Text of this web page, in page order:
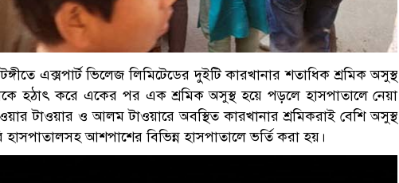
এক্সপার্ট ভিলেজ লিমিটেডের দুইটি কারখানার শতাধিক শ্রমিক অসুস্থ
হঠাৎ করে একের পর এক শ্রমিক অসুস্থ হয়ে পড়লে হাসপাতালে নেয়া
টাওয়ার ও আলম টাওয়ারে অবস্থিত কারখানার শ্রমিকরাই বেশি অসুস্থ
হাসপাতালসহ আশপাশের বিভিন্ন হাসপাতালে ভর্তি করা হয়।